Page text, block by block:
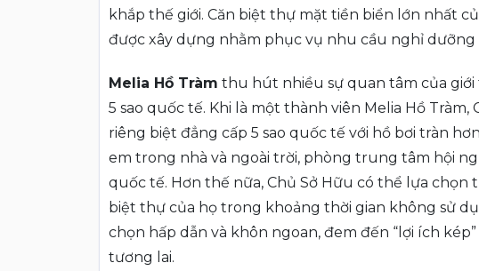
khắp thế giới. Căn biệt thự mặt tiền biển lớn nhất
được xây dựng nhằm phục vụ nhu cầu nghỉ dưỡng
Melia Hồ Tràm thu hút nhiều sự quan tâm của
5 sao quốc tế. Khi là một thành viên Melia Hồ
riêng biệt đẳng cấp 5 sao quốc tế với hồ bơi tràn
em trong nhà và ngoài trời, phòng trung tâm hội
quốc tế. Hơn thế nữa, Chủ Sở Hữu có thể lựa chọn
biệt thự của họ trong khoảng thời gian không sử
chọn hấp dẫn và khôn ngoan, đem đến “lợi ích
tương lai.